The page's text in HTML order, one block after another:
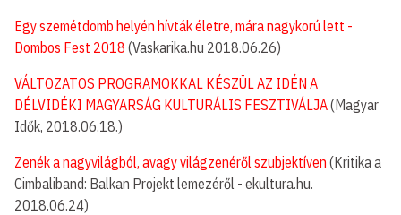
Egy szemétdomb helyén hívták életre, mára nagykorú lett -
Dombos Fest 2018 (Vaskarika.hu 2018.06.26)
VÁLTOZATOS PROGRAMOKKAL KÉSZÜL AZ IDÉN A
DÉLVIDÉKI MAGYARSÁG KULTURÁLIS FESZTIVÁLJA(Magyar
Idők, 2018.06.18.)
Zenék a nagyvilágból, avagy világzenéről szubjektíven (Kritika a
Cimbaliband: Balkan Projekt lemezéről - ekultura.hu.
2018.06.24)